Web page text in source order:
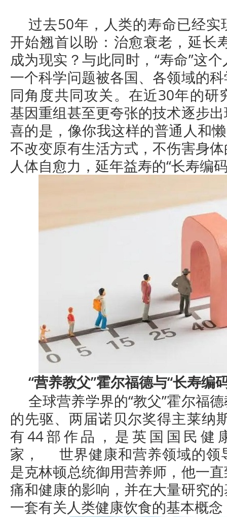
过去50年，人类的寿命已经
开始翘首以盼：治愈衰老，延长
成为现实？与此同时，“寿命”这
一个科学问题被各国、各领域的
同角度共同攻关。在近30年的研
基因重组甚至更夸张的技术逐步
喜的是，像你我这样的普通人和
不改变原有生活方式，不伤害身
人体自愈力，延年益寿的“长寿编
“营养教父”霍尔福德与“长寿编
全球营养学界的“教父”霍尔福
的先驱、两届诺贝尔奖得主莱纳
有44部作品，是英国国民健
家， 世界健康和营养领域的领
是克林顿总统御用营养师，他一
痛和健康的影响，并在大量研究
一套有关人类健康饮食的基本概